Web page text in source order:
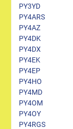
PY3YD
PY4ARS
PY4AZ
PY4DK
PY4DX
PY4EK
PY4EP
PY4HO
PY4MD
PY4OM
PY4OY
PY4RGS